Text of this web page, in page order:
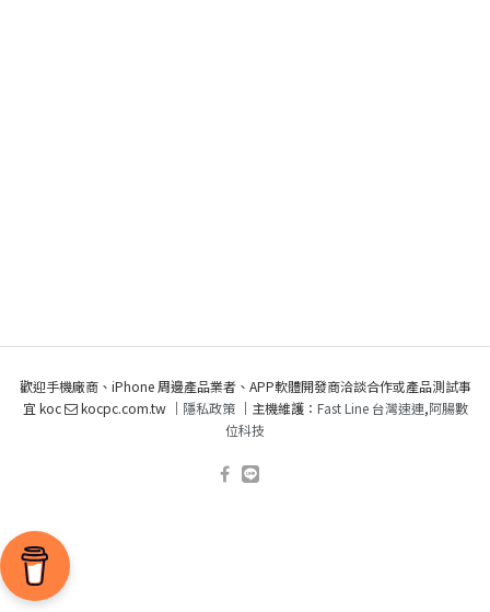
歡迎手機廠商、iPhone 周邊產品業者、APP軟體開發商洽談合作或產品測試事
宜 koc
kocpc.com.tw ｜ 隱私政策｜主機維護： Fast Line 台灣速連,阿腸數
位科技